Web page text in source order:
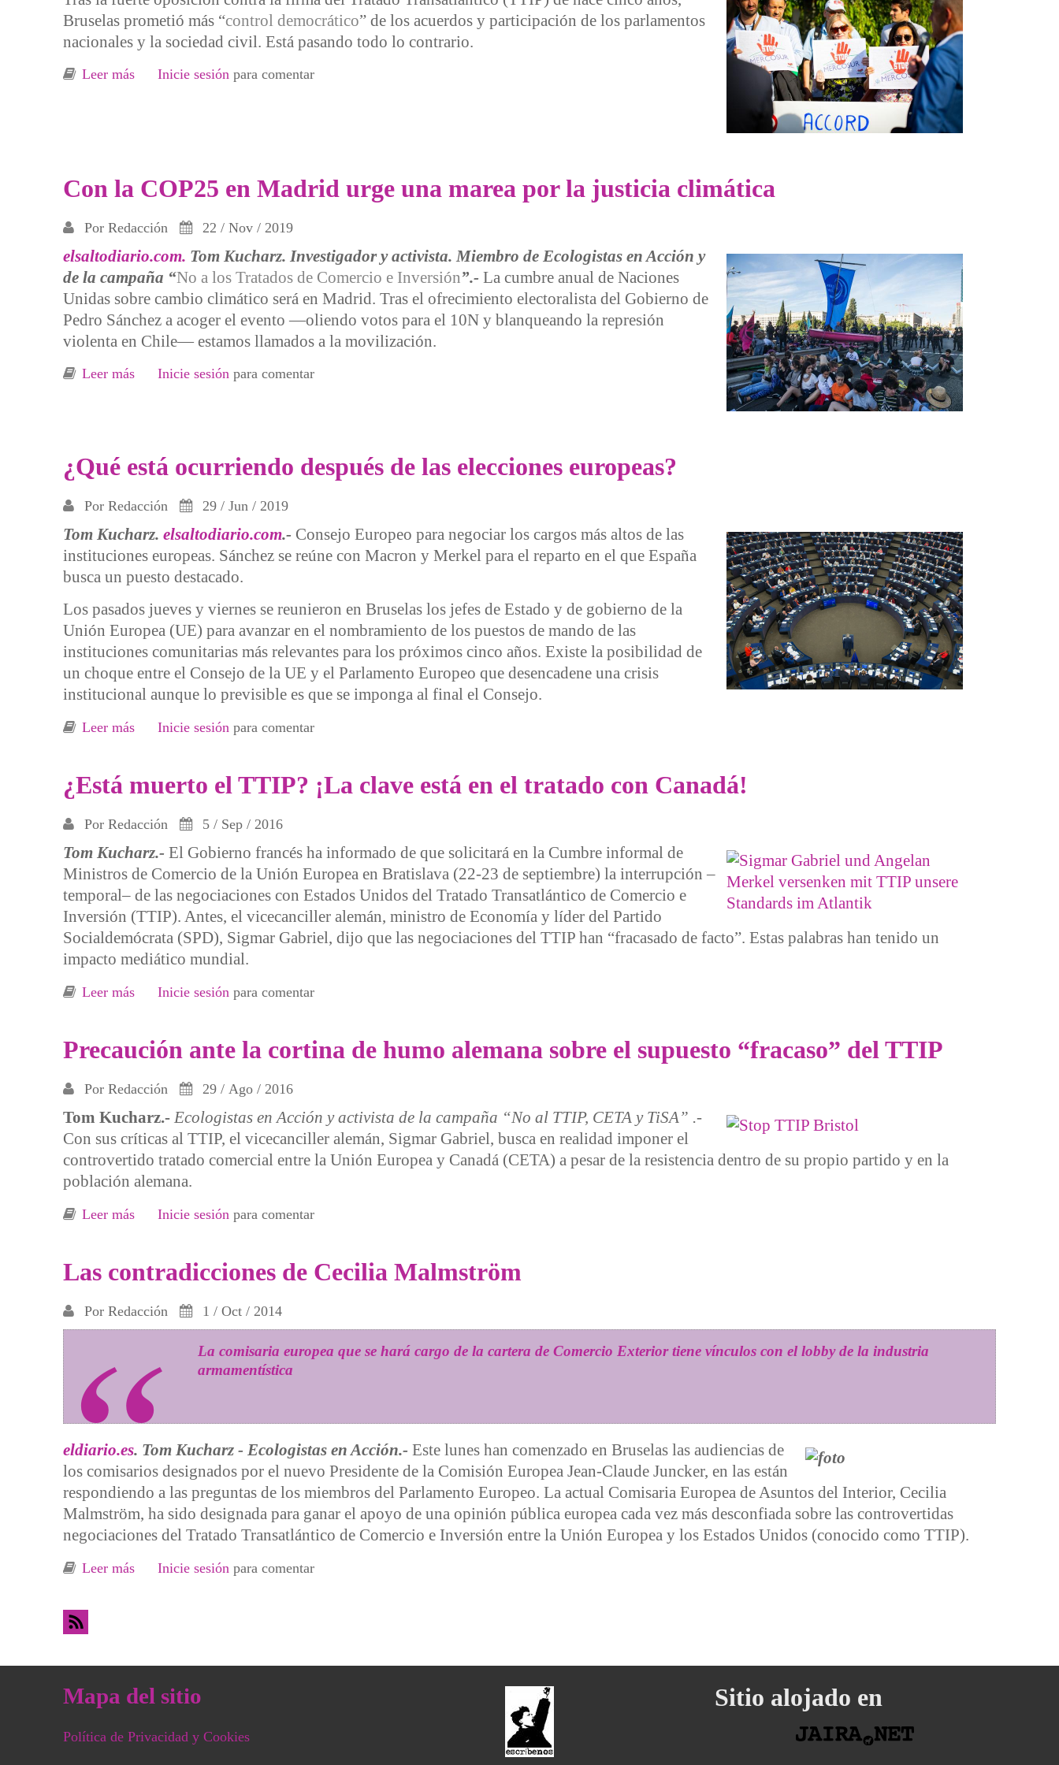
Bruselas prometió más “control democrático” de los acuerdos y participación de los parlamentos
nacionales y la sociedad civil. Está pasando todo lo contrario.
Leer más sobre Quince negociaciones comerciales que nos dejan sin aire
Inicie sesiónpara comentar
Con la COP25 en Madrid urge una marea por la justicia climática
Por Redacción 22 / Nov / 2019
elsaltodiario.com. Tom Kucharz. Investigador y activista. Miembro de Ecologistas en Acción y
de la campaña “No a los Tratados de Comercio e Inversión”.- La cumbre anual de Naciones
Unidas sobre cambio climático será en Madrid. Tras el ofrecimiento electoralista del Gobierno de
Pedro Sánchez a acoger el evento —oliendo votos para el 10N y blanqueando la represión
violenta en Chile— estamos llamados a la movilización.
Leer más sobre Con la COP25 en Madrid urge una marea por la justicia climática
Inicie sesiónpara comentar
¿Qué está ocurriendo después de las elecciones europeas?
Por Redacción 29 / Jun / 2019
Tom Kucharz. elsaltodiario.com.- Consejo Europeo para negociar los cargos más altos de las
instituciones europeas. Sánchez se reúne con Macron y Merkel para el reparto en el que España
busca un puesto destacado.
Los pasados jueves y viernes se reunieron en Bruselas los jefes de Estado y de gobierno de la
Unión Europea (UE) para avanzar en el nombramiento de los puestos de mando de las
instituciones comunitarias más relevantes para los próximos cinco años. Existe la posibilidad de
un choque entre el Consejo de la UE y el Parlamento Europeo que desencadene una crisis
institucional aunque lo previsible es que se imponga al final el Consejo.
Leer más sobre ¿Qué está ocurriendo después de las elecciones europeas?
Inicie sesiónpara comentar
¿Está muerto el TTIP? ¡La clave está en el tratado con Canadá!
Por Redacción 5 / Sep / 2016
Tom Kucharz.- El Gobierno francés ha informado de que solicitará en la Cumbre informal de
Ministros de Comercio de la Unión Europea en Bratislava (22-23 de septiembre) la interrupción –
temporal– de las negociaciones con Estados Unidos del Tratado Transatlántico de Comercio e
Inversión (TTIP). Antes, el vicecanciller alemán, ministro de Economía y líder del Partido
Socialdemócrata (SPD), Sigmar Gabriel, dijo que las negociaciones del TTIP han “fracasado de facto”. Estas palabras han tenido un
impacto mediático mundial.
Leer más sobre ¿Está muerto el TTIP? ¡La clave está en el tratado con Canadá!
Inicie sesiónpara comentar
Precaución ante la cortina de humo alemana sobre el supuesto “fracaso” del TTIP
Por Redacción 29 / Ago / 2016
Tom Kucharz.- Ecologistas en Acción y activista de la campaña “No al TTIP, CETA y TiSA” .-
Con sus críticas al TTIP, el vicecanciller alemán, Sigmar Gabriel, busca en realidad imponer el
controvertido tratado comercial entre la Unión Europea y Canadá (CETA) a pesar de la resistencia dentro de su propio partido y en la
población alemana.
Leer más sobre Precaución ante la cortina de humo alemana sobre el supuesto “fracaso” del TTIP
Inicie sesión para comentar
Las contradicciones de Cecilia Malmström
Por Redacción 1 / Oct / 2014
La comisaria europea que se hará cargo de la cartera de Comercio Exterior tiene vínculos con el lobby de la industria
armamentística
eldiario.es. Tom Kucharz - Ecologistas en Acción.- Este lunes han comenzado en Bruselas las audiencias de
los comisarios designados por el nuevo Presidente de la Comisión Europea Jean-Claude Juncker, en las están
respondiendo a las preguntas de los miembros del Parlamento Europeo. La actual Comisaria Europea de Asuntos del Interior, Cecilia
Malmström, ha sido designada para ganar el apoyo de una opinión pública europea cada vez más desconfiada sobre las controvertidas
negociaciones del Tratado Transatlántico de Comercio e Inversión entre la Unión Europea y los Estados Unidos (conocido como TTIP).
Leer más sobre Las contradicciones de Cecilia Malmström
Inicie sesión para comentar
Mapa del sitio
Política de Privacidad y Cookies
Sitio alojado en